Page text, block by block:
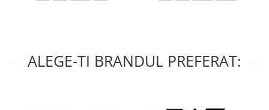
ALEGE-TI BRANDUL PREFERAT: